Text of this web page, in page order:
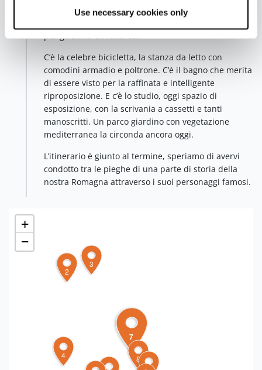
Use necessary cookies only
trascorse con la famiglia molta parte dei suoi anni
per gli amici e i letterati.
C’è la celebre bicicletta, la stanza da letto con
comodini armadio e poltrone. C’è il bagno che merita
di essere visto per la raffinata e intelligente
riproposizione. E c’è lo studio, oggi spazio di
esposizione, con la scrivania a cassetti e tanti
manoscritti. Un parco giardino con vegetazione
mediterranea la circonda ancora oggi.
L’itinerario è giunto al termine, speriamo di avervi
condotto tra le pieghe di una parte di storia della
nostra Romagna attraverso i suoi personaggi famosi.
2
3
4
7
8
+
−